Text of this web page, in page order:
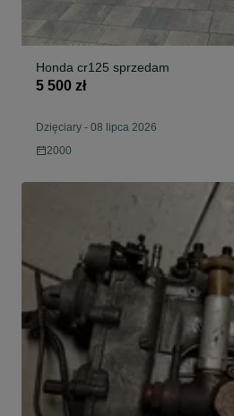
Honda cr125 sprzedam
5 500 zł
Dzięciary - 08 lipca 2026
2000